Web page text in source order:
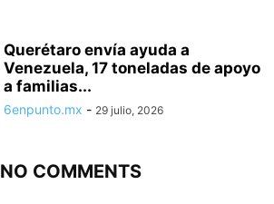
Querétaro envía ayuda a
Venezuela, 17 toneladas de apoyo
a familias...
6enpunto.mx - 29 julio, 2026
NO COMMENTS